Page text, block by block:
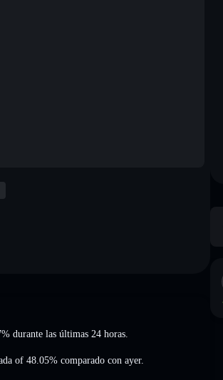
durante las últimas 24 horas.
of 48.05% comparado con ayer.